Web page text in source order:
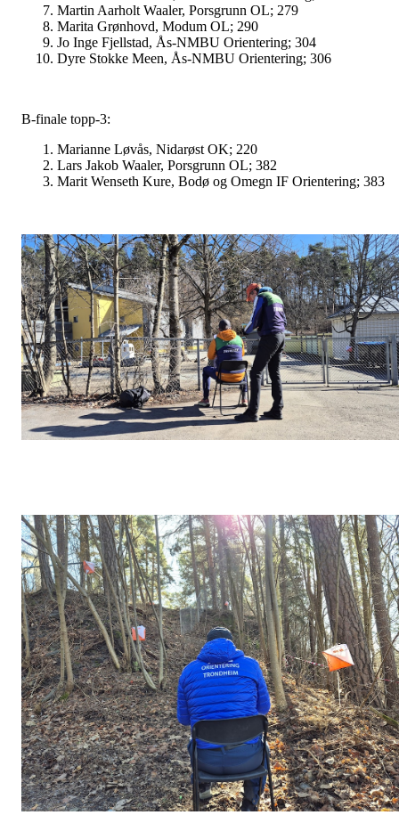
Martin Aarholt Waaler, Porsgrunn OL; 279
Marita Grønhovd, Modum OL; 290
Jo Inge Fjellstad, Ås-NMBU Orientering; 304
Dyre Stokke Meen, Ås-NMBU Orientering; 306
B-finale topp-3:
Marianne Løvås, Nidarøst OK; 220
Lars Jakob Waaler, Porsgrunn OL; 382
Marit Wenseth Kure, Bodø og Omegn IF Orientering; 383